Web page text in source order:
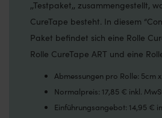
,,Testpaket,, zusammengestellt,
CureTape besteht. In diesem
Paket befindet sich eine Rolle
Rolle CureTape ART und eine
Abmessungen pro Rolle: 5cm
Normalpreis: 17,85 € inkl.
Einführungsangebot: 14,95 €